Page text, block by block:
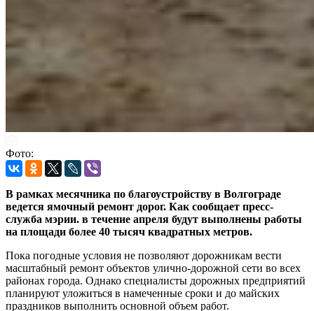
Фото:
В рамках месячника по благоустройству в Волгограде
ведется ямочный ремонт дорог. Как сообщает пресс-
служба мэрии. в течение апреля будут выполнены работы
на площади более 40 тысяч квадратных метров.
Пока погодные условия не позволяют дорожникам вести
масштабный ремонт объектов улично-дорожной сети во всех
районах города. Однако специалисты дорожных предприятий
планируют уложиться в намеченные сроки и до майских
праздников выполнить основной объем работ.